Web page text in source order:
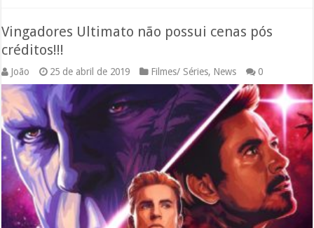
Vingadores Ultimato não possui cenas pós
créditos!!!
João 25 de abril de 2019 Filmes/ Séries, News 0